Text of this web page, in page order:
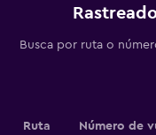
Busca por ruta o
Ruta Número de